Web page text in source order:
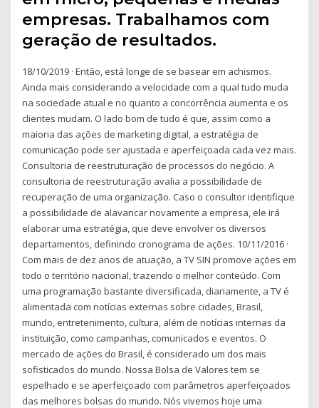
empresas. Trabalhamos com
geração de resultados.
18/10/2019 · Então, está longe de se basear em achismos.
Ainda mais considerando a velocidade com a qual tudo muda
na sociedade atual e no quanto a concorrência aumenta e os
clientes mudam. O lado bom de tudo é que, assim como a
maioria das ações de marketing digital, a estratégia de
comunicação pode ser ajustada e aperfeiçoada cada vez mais.
Consultoria de reestruturação de processos do negócio. A
consultoria de reestruturação avalia a possibilidade de
recuperação de uma organização. Caso o consultor identifique
a possibilidade de alavancar novamente a empresa, ele irá
elaborar uma estratégia, que deve envolver os diversos
departamentos, definindo cronograma de ações. 10/11/2016 ·
Com mais de dez anos de atuação, a TV SIN promove ações em
todo o território nacional, trazendo o melhor conteúdo. Com
uma programação bastante diversificada, diariamente, a TV é
alimentada com notícias externas sobre cidades, Brasil,
mundo, entretenimento, cultura, além de notícias internas da
instituição, como campanhas, comunicados e eventos. O
mercado de ações do Brasil, é considerado um dos mais
sofisticados do mundo. Nossa Bolsa de Valores tem se
espelhado e se aperfeiçoado com parâmetros aperfeiçoados
das melhores bolsas do mundo. Nós vivemos hoje uma